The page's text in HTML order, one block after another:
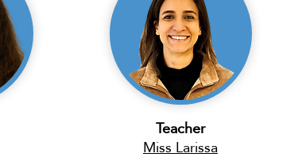
Teacher
Miss Larissa